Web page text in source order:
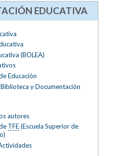
EDUCATIVA
(BOLEA)
Educación
y Documentación
autores
TFE(Escuela Superior de